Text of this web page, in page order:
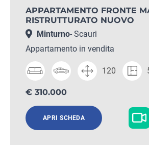
APPARTAMENTO FRONTE
RISTRUTTURATO NUOVO
Minturno- Scauri
Appartamento in vendita
120
€ 310.000
APRI SCHEDA